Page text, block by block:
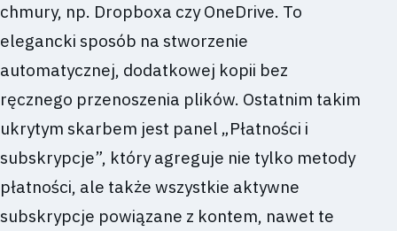
chmury, np. Dropboxa czy OneDrive. To
elegancki sposób na stworzenie
automatycznej, dodatkowej kopii bez
ręcznego przenoszenia plików. Ostatnim takim
ukrytym skarbem jest panel „Płatności i
subskrypcje”, który agreguje nie tylko metody
płatności, ale także wszystkie aktywne
subskrypcje powiązane z kontem, nawet te